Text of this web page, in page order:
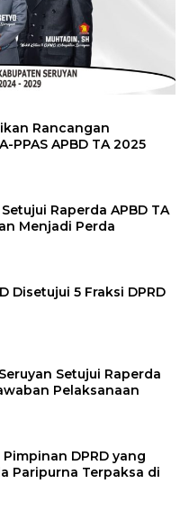
Rancangan
PPAS APBD TA 2025
Raperda APBD TA
Menjadi Perda
Disetujui 5 Fraksi DPRD
Setujui Raperda
Pelaksanaan
DPRD yang
Paripurna Terpaksa di